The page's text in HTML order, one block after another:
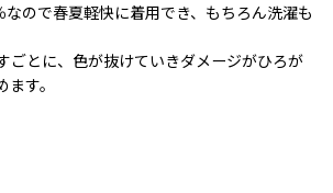
ので春夏軽快に着用でき、もちろん洗濯も
ごとに、色が抜けていきダメージがひろが
す。